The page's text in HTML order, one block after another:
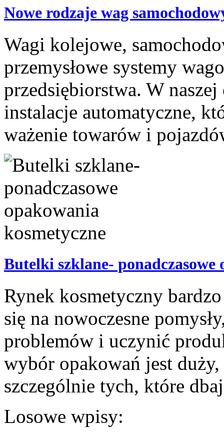
Nowe rodzaje wag
Wagi kolejowe,
przemysłowe systemy
przedsiębiorstwa. W
instalacje automatyczne,
ważenie towarów i
Butelki szklane- ponadczasowe
Rynek kosmetyczny
się na nowoczesne
problemów i uczynić
wybór opakowań jest
szczególnie tych, które
Losowe wpisy: